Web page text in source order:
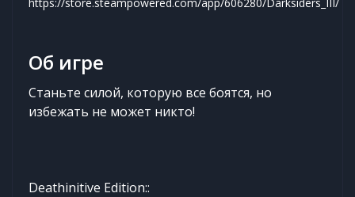
Об игре
Станьте силой, которую все боятся, но
избежать не может никто!
Deathinitive Edition::